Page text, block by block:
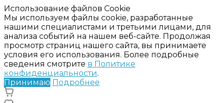
Использование файлов Cookie
Мы используем файлы cookie, разработанные
нашими специалистами и третьими лицами, для
анализа событий на нашем веб-сайте. Продолжая
просмотр страниц нашего сайта, вы принимаете
условия его использования. Более подробные
сведения смотрите в Политике
конфиденциальности.
Принимаю Подробнее